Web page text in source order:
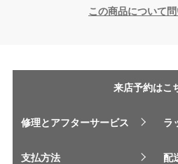
この商品について
来店予約はこ
修理とアフターサービス ラ
支払方法 配